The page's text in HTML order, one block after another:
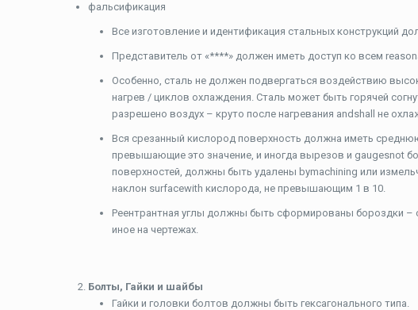
фальсификация
Все изготовление и идентификация стальных конструкций
Представитель от «****» должен иметь доступ ко всем
Особенно, сталь не должен подвергаться воздействию
нагрев / циклов охлаждения. Сталь может быть горячей
разрешено воздух – круто после нагревания andshall не
Вся срезанный кислород поверхность должна иметь
превышающие это значение, и иногда вырезов и gaugesnot
поверхностей, должны быть удалены bymachining или
наклон surfacewith кислорода, не превышающим 1 в 10.
Реентрантная углы должны быть сформированы бороздки –
иное на чертежах.
Болты, Гайки и шайбы
Гайки и головки болтов должны быть гексагонального типа.